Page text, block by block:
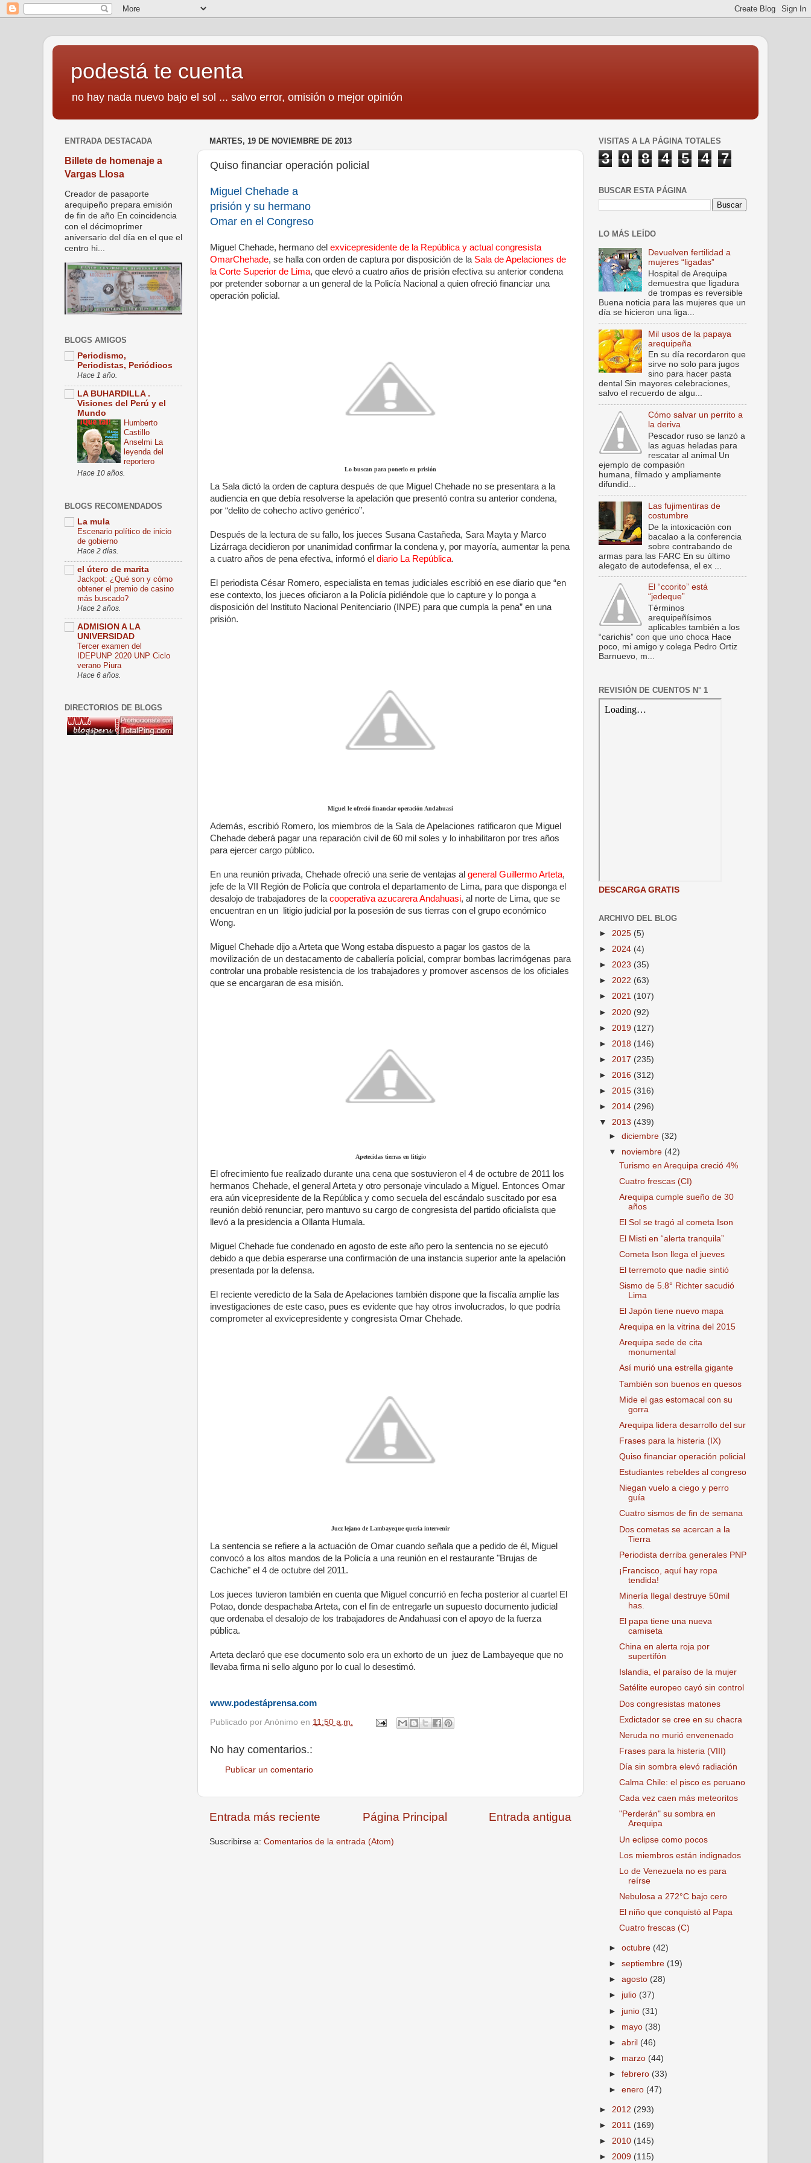
podestá te cuenta
no hay nada nuevo bajo el sol ... salvo error, omisión o mejor opinión
MARTES, 19 DE NOVIEMBRE DE 2013
Quiso financiar operación policial
Miguel Chehade a
prisión y su hermano
Omar en el Congreso
Miguel Chehade, hermano del exvicepresidente de la República y actual congresista
OmarChehade, se halla con orden de captura por disposición de la Sala de Apelaciones de
la Corte Superior de Lima, que elevó a cuatro años de prisión efectiva su anterior condena
por pretender sobornar a un general de la Policía Nacional a quien ofreció financiar una
operación policial.
Lo buscan para ponerlo en prisión
La Sala dictó la orden de captura después de que Miguel Chehade no se presentara a la
audiencia en que debía resolverse la apelación que presentó contra su anterior condena,
por “delito de cohecho activo genérico”.
Después de la lectura de su fallo, los jueces Susana Castañeda, Sara Mayta y Marco
Lizárraga decidieron por unanimidad confirmar la condena y, por mayoría, aumentar la pena
a cuatro años de pena efectiva, informó el diario La República.
El periodista César Romero, especialista en temas judiciales escribió en ese diario que “en
ese contexto, los jueces oficiaron a la Policía pidiéndole que lo capture y lo ponga a
disposición del Instituto Nacional Penitenciario (INPE) para que cumpla la pena” en una
prisión.
Miguel le ofreció financiar operación Andahuasi
Además, escribió Romero, los miembros de la Sala de Apelaciones ratificaron que Miguel
Chehade deberá pagar una reparación civil de 60 mil soles y lo inhabilitaron por tres años
para ejercer cargo público.
En una reunión privada, Chehade ofreció una serie de ventajas al general Guillermo Arteta,
jefe de la VII Región de Policía que controla el departamento de Lima, para que disponga el
desalojo de trabajadores de la cooperativa azucarera Andahuasi, al norte de Lima, que se
encuentran en un litigio judicial por la posesión de sus tierras con el grupo económico
Wong.
Miguel Chehade dijo a Arteta que Wong estaba dispuesto a pagar los gastos de la
movilización de un destacamento de caballería policial, comprar bombas lacrimógenas para
controlar una probable resistencia de los trabajadores y promover ascensos de los oficiales
que se encargaran de esa misión.
Apetecidas tierras en litigio
El ofrecimiento fue realizado durante una cena que sostuvieron el 4 de octubre de 2011 los
hermanos Chehade, el general Arteta y otro personaje vinculado a Miguel. Entonces Omar
era aún vicepresidente de la República y como secuela del escándalo suscitado por esa
reunión debió renunciar, pero mantuvo su cargo de congresista del partido oficialista que
llevó a la presidencia a Ollanta Humala.
Miguel Chehade fue condenado en agosto de este año pero la sentencia no se ejecutó
debido a que debía esperarse una confirmación de una instancia superior ante la apelación
presentada por la defensa.
El reciente veredicto de la Sala de Apelaciones también dispone que la fiscalía amplíe las
investigaciones de este caso, pues es evidente que hay otros involucrados, lo que podría
comprometer al exvicepresidente y congresista Omar Chehade.
Juez lejano de Lambayeque quería intervenir
La sentencia se refiere a la actuación de Omar cuando señala que a pedido de él, Miguel
convocó a los altos mandos de la Policía a una reunión en el restaurante "Brujas de
Cachiche" el 4 de octubre del 2011.
Los jueces tuvieron también en cuenta que Miguel concurrió en fecha posterior al cuartel El
Potao, donde despachaba Arteta, con el fin de entregarle un supuesto documento judicial
que ordenaba el desalojo de los trabajadores de Andahuasi con el apoyo de la fuerza
pública.
Arteta declaró que ese documento solo era un exhorto de un juez de Lambayeque que no
llevaba firma ni sello alguno por lo cual lo desestimó.
www.podestáprensa.com
Publicado por Anónimo en 11:50 a.m.
No hay comentarios.:
Publicar un comentario
Entrada más reciente Entrada antigua
Página Principal
Suscribirse a: Comentarios de la entrada (Atom)
ENTRADA DESTACADA
Billete de homenaje a
Vargas Llosa
Creador de pasaporte
arequipeño prepara emisión
de fin de año En coincidencia
con el décimoprimer
aniversario del día en el que el
centro hi...
BLOGS AMIGOS
Periodismo,
Periodistas, Periódicos
Hace 1 año.
LA BUHARDILLA .
Visiones del Perú y el
Mundo
Humberto
Castillo
Anselmi La
leyenda del
reportero
Hace 10 años.
BLOGS RECOMENDADOS
La mula
Escenario político de inicio
de gobierno
Hace 2 días.
el útero de marita
Jackpot: ¿Qué son y cómo
obtener el premio de casino
más buscado?
Hace 2 años.
ADMISION A LA
UNIVERSIDAD
Tercer examen del
IDEPUNP 2020 UNP Ciclo
verano Piura
Hace 6 años.
DIRECTORIOS DE BLOGS
VISITAS A LA PÁGINA TOTALES
3 0 8 4 5 4 7
BUSCAR ESTA PÁGINA
LO MÁS LEÍDO
Devuelven fertilidad a
mujeres “ligadas”
Hospital de Arequipa
demuestra que ligadura
de trompas es reversible
Buena noticia para las mujeres que un
día se hicieron una liga...
Mil usos de la papaya
arequipeña
En su día recordaron que
sirve no solo para jugos
sino para hacer pasta
dental Sin mayores celebraciones,
salvo el recuerdo de algu...
Cómo salvar un perrito a
la deriva
Pescador ruso se lanzó a
las aguas heladas para
rescatar al animal Un
ejemplo de compasión
humana, filmado y ampliamente
difundid...
Las fujimentiras de
costumbre
De la intoxicación con
bacalao a la conferencia
sobre contrabando de
armas para las FARC En su último
alegato de autodefensa, el ex ...
El “ccorito” está
“jedeque”
Términos
arequipeñísimos
aplicables también a los
“carichis” con que uno choca Hace
poco, mi amigo y colega Pedro Ortiz
Barnuevo, m...
REVISIÓN DE CUENTOS N° 1
DESCARGA GRATIS
ARCHIVO DEL BLOG
► 2025 (5)
► 2024 (4)
► 2023 (35)
► 2022 (63)
► 2021 (107)
► 2020 (92)
► 2019 (127)
► 2018 (146)
► 2017 (235)
► 2016 (312)
► 2015 (316)
► 2014 (296)
▼ 2013 (439)
►diciembre (32)
▼ noviembre (42)
Turismo en Arequipa creció 4%
Cuatro frescas (CI)
Arequipa cumple sueño de 30
años
El Sol se tragó al cometa Ison
El Misti en “alerta tranquila”
Cometa Ison llega el jueves
El terremoto que nadie sintió
Sismo de 5.8° Richter sacudió
Lima
El Japón tiene nuevo mapa
Arequipa en la vitrina del 2015
Arequipa sede de cita
monumental
Así murió una estrella gigante
También son buenos en quesos
Mide el gas estomacal con su
gorra
Arequipa lidera desarrollo del sur
Frases para la histeria (IX)
Quiso financiar operación policial
Estudiantes rebeldes al congreso
Niegan vuelo a ciego y perro
guía
Cuatro sismos de fin de semana
Dos cometas se acercan a la
Tierra
Periodista derriba generales PNP
¡Francisco, aquí hay ropa
tendida!
Minería Ilegal destruye 50mil
has.
El papa tiene una nueva
camiseta
China en alerta roja por
supertifón
Islandia, el paraíso de la mujer
Satélite europeo cayó sin control
Dos congresistas matones
Exdictador se cree en su chacra
Neruda no murió envenenado
Frases para la histeria (VIII)
Día sin sombra elevó radiación
Calma Chile: el pisco es peruano
Cada vez caen más meteoritos
"Perderán" su sombra en
Arequipa
Un eclipse como pocos
Los miembros están indignados
Lo de Venezuela no es para
reírse
Nebulosa a 272°C bajo cero
El niño que conquistó al Papa
Cuatro frescas (C)
►octubre (42)
►septiembre (19)
►agosto (28)
► julio (37)
► junio (31)
► mayo (38)
►abril (46)
► marzo (44)
►febrero (33)
►enero (47)
► 2012 (293)
► 2011 (169)
► 2010 (145)
► 2009 (115)